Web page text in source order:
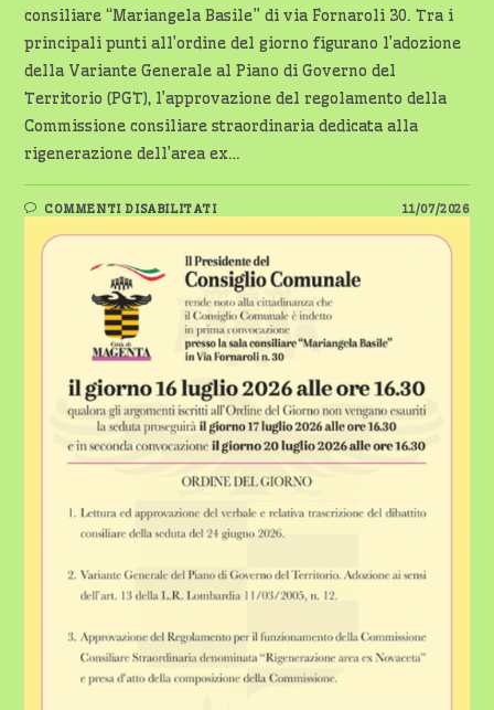
consiliare “Mariangela Basile” di via Fornaroli 30. Tra i
principali punti all’ordine del giorno figurano l’adozione
della Variante Generale al Piano di Governo del
Territorio (PGT), l’approvazione del regolamento della
Commissione consiliare straordinaria dedicata alla
rigenerazione dell’area ex…
COMMENTI DISABILITATISU
MAGENTA,
CONSIGLIO
COMUNALE
CONVOCATO
IL
16
LUGLIO
11/07/2026